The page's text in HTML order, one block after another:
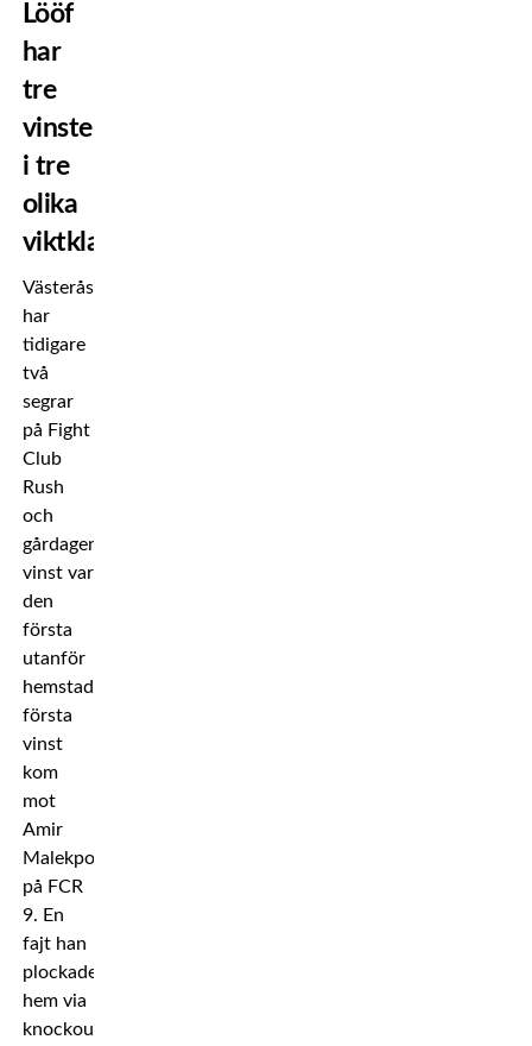
Lööf
har
tre
vinster
i tre
olika
viktklasser
Västeråsfajtern
har
tidigare
två
segrar
på Fight
Club
Rush
och
gårdagens
vinst var
den
första
utanför
hemstaden. Lööfs
första
vinst
kom
mot
Amir
Malekpour
på FCR
9. En
fajt han
plockade
hem via
knockout